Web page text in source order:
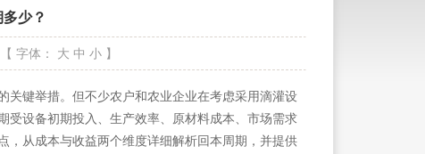
少？
【 字体： 大 中 小 】
关键举措。但不少农户和农业企业在考虑采用滴灌设
受设备初期投入、生产效率、原材料成本、市场需求
，从成本与收益两个维度详细解析回本周期，并提供